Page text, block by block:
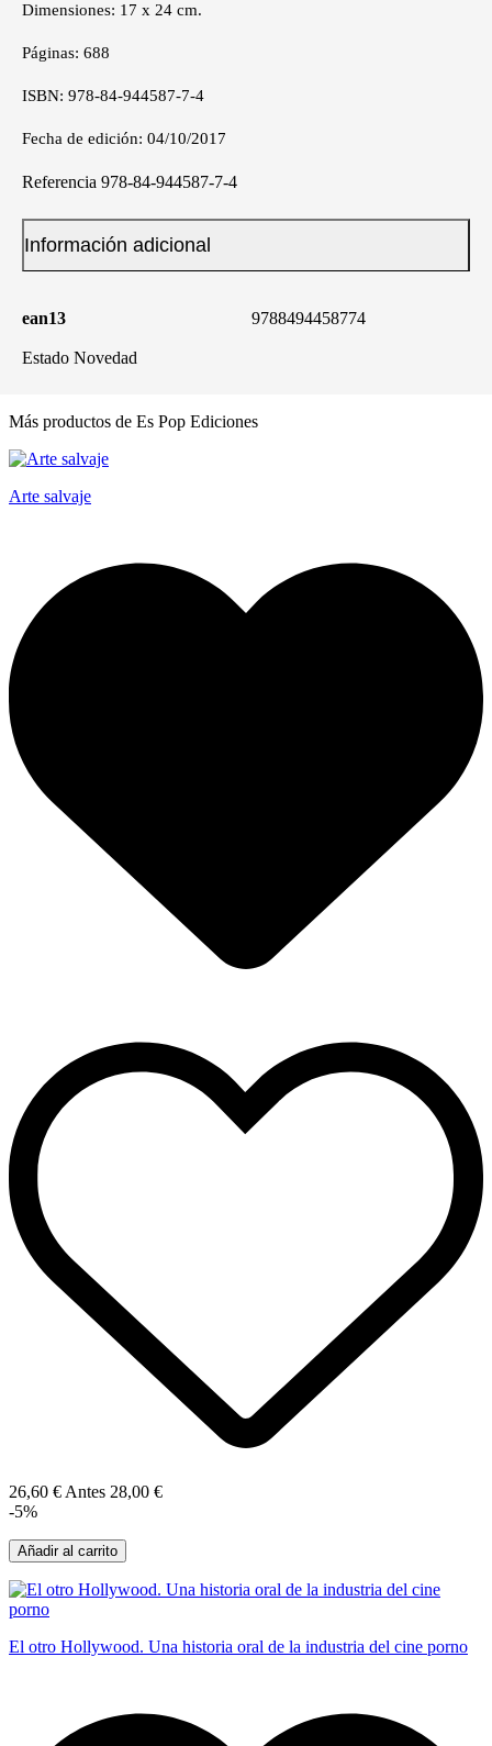
Dimensiones: 17 x 24 cm.
Páginas: 688
ISBN: 978-84-944587-7-4
Fecha de edición: 04/10/2017
Referencia 978-84-944587-7-4
Información adicional
ean13 9788494458774
Estado Novedad
Más productos de Es Pop Ediciones
Arte salvaje
26,60 € Antes 28,00 €
-5%
Añadir al carrito
El otro Hollywood. Una historia oral de la industria del cine porno